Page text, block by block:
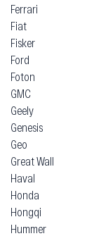
Ferrari
Fiat
Fisker
Ford
Foton
GMC
Geely
Genesis
Geo
Great Wall
Haval
Honda
Hongqi
Hummer